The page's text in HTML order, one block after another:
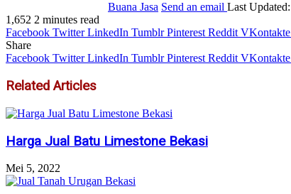
Buana Jasa Send an email Last
1,652 2 minutes read
Facebook Twitter LinkedIn Tumblr Pinterest Reddit VKontakte
Share
Facebook Twitter LinkedIn Tumblr Pinterest Reddit VKontakte
Related Articles
Harga Jual Batu Limestone Bekasi
Mei 5, 2022